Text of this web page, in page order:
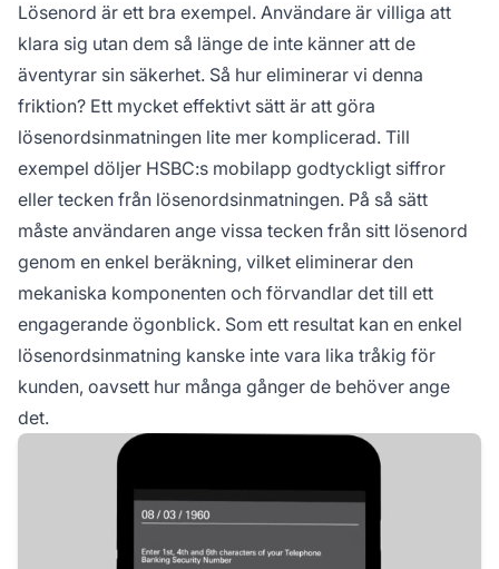
Lösenord är ett bra exempel. Användare är villiga att
klara sig utan dem så länge de inte känner att de
äventyrar sin säkerhet. Så hur eliminerar vi denna
friktion? Ett mycket effektivt sätt är att göra
lösenordsinmatningen lite mer komplicerad. Till
exempel döljer HSBC:s mobilapp godtyckligt siffror
eller tecken från lösenordsinmatningen. På så sätt
måste användaren ange vissa tecken från sitt lösenord
genom en enkel beräkning, vilket eliminerar den
mekaniska komponenten och förvandlar det till ett
engagerande ögonblick. Som ett resultat kan en enkel
lösenordsinmatning kanske inte vara lika tråkig för
kunden, oavsett hur många gånger de behöver ange
det.